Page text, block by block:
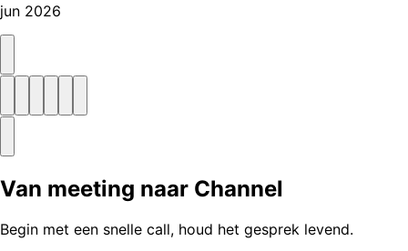
jun 2026
Van meeting naar Channel
Begin met een snelle call, houd het gesprek levend.